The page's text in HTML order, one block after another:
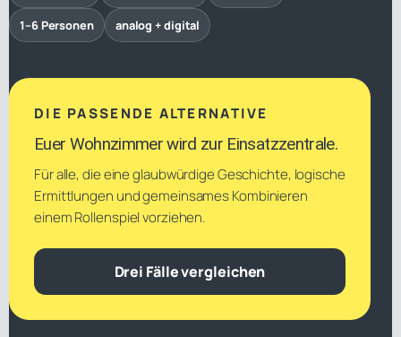
1–6 Personen analog + digital
DIE PASSENDE ALTERNATIVE
Euer Wohnzimmer wird zur Einsatzzentrale.
Für alle, die eine glaubwürdige Geschichte, logische
Ermittlungen und gemeinsames Kombinieren
einem Rollenspiel vorziehen.
Drei Fälle vergleichen